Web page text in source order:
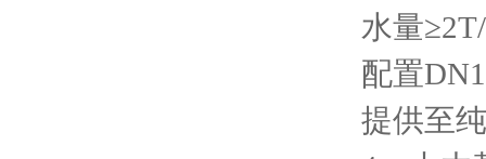
水量≥2T/
配置DN15
提供至纯